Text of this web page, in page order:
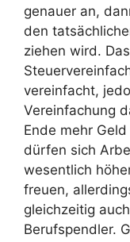
genauer an,
den
ziehen wird.
vereinfacht,
Vereinfachung
Ende mehr
dürfen sich
wesentlich
freuen,
gleichzeitig
Berufspendler.